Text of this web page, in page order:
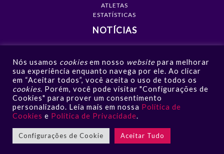
ATLETAS
ESTATÍSTICAS
NOTÍCIAS
GALERIAS
VÍDEOS
NOTÍCIAS
CONTATO
LBF - Liga de Basquete Feminino © 2026 | Todos os direitos
Nós usamos cookies em nosso website para melhorar
sua experiência enquanto navega por ele. Ao clicar
em “Aceitar todos”, você aceita o uso de todos os
cookies. Porém, você pode visitar "Configurações de
Cookies" para prover um consentimento
personalizado. Leia mais em nossa Política de
Cookies e Política de Privacidade.
Configurações de Cookie Aceitar Tudo